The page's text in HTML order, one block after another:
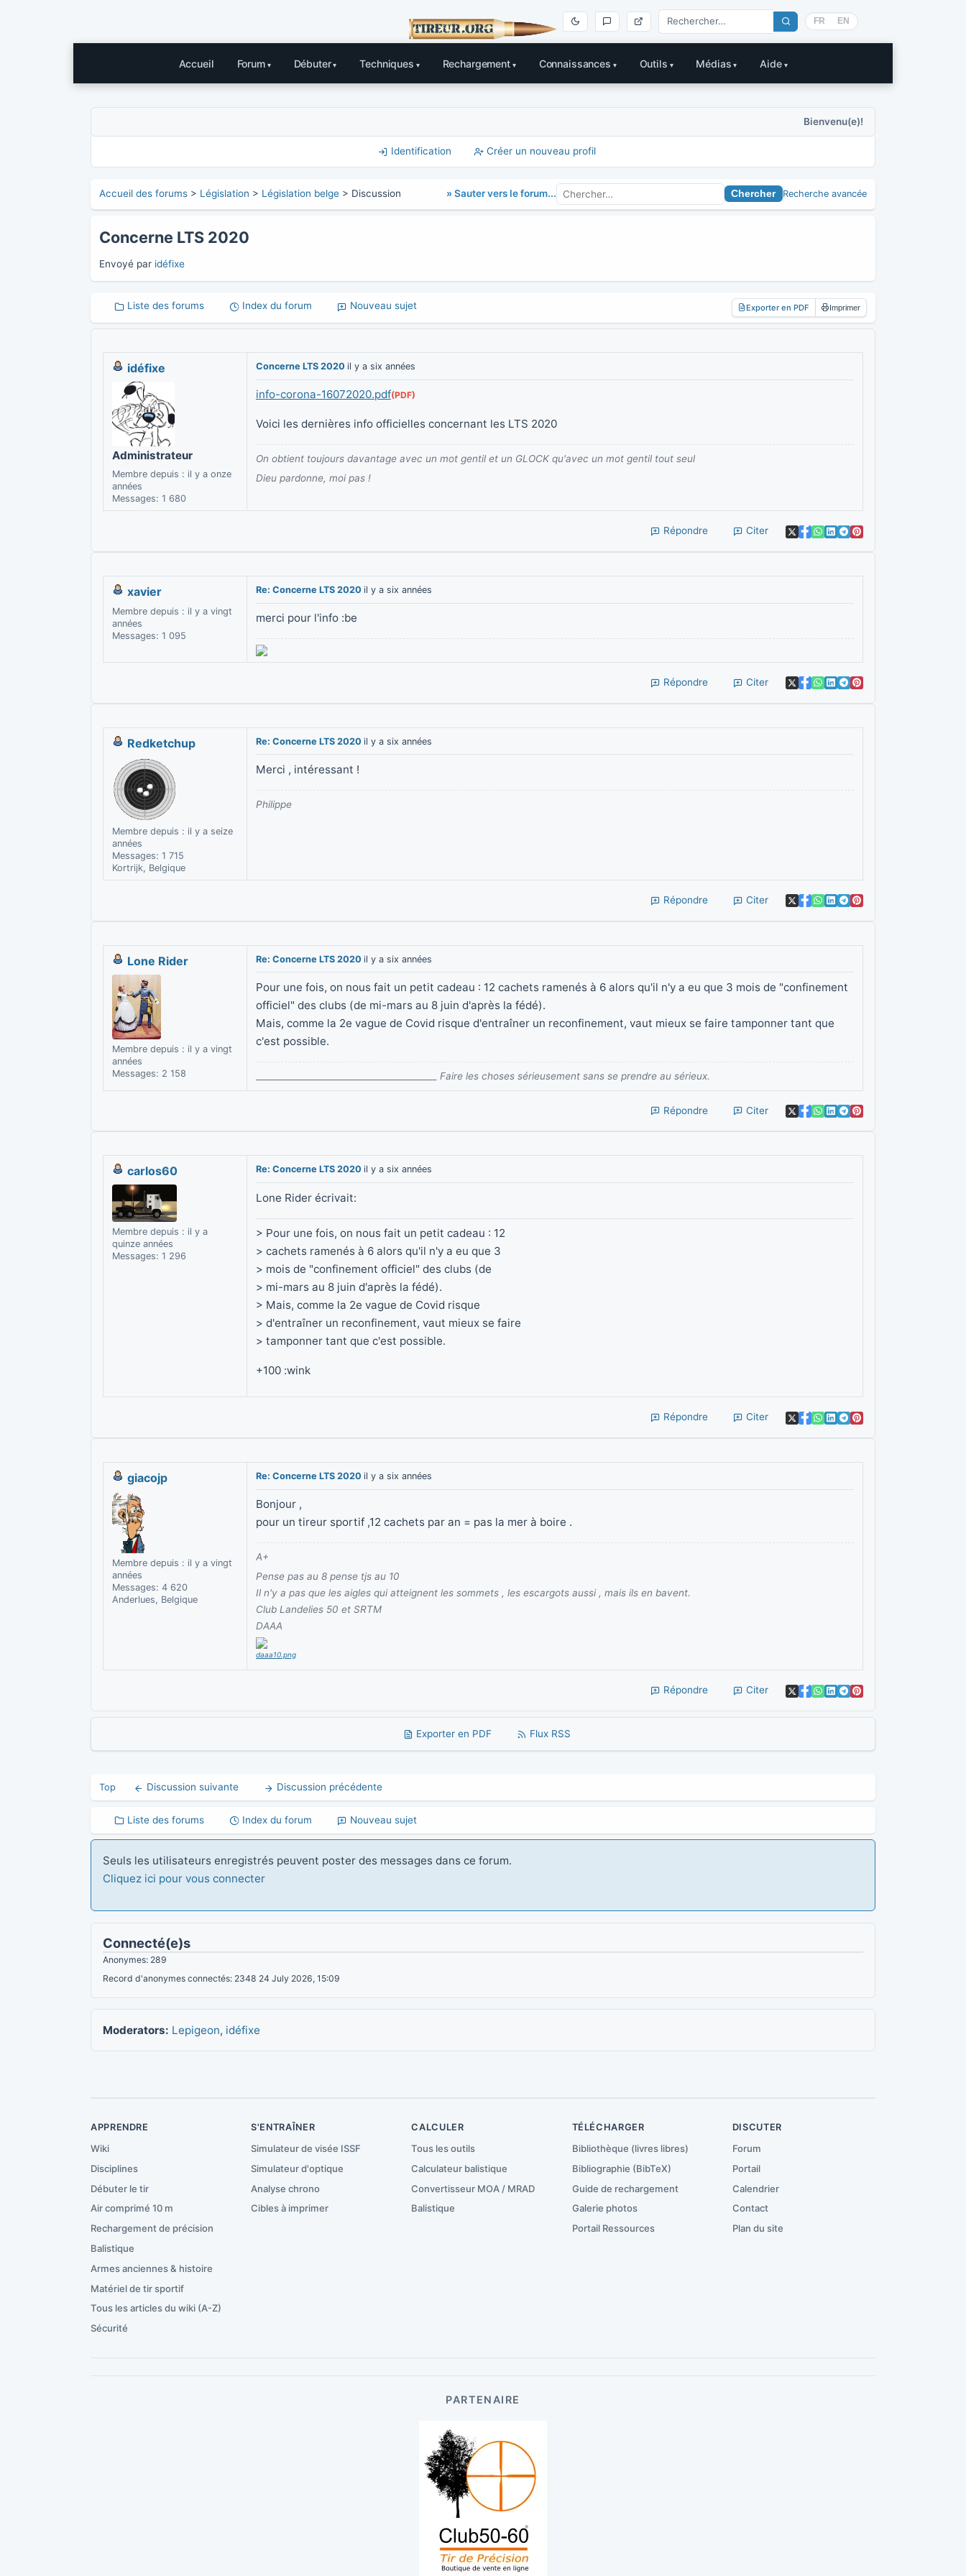
FR EN
Accueil Forum Débuter Techniques Rechargement Connaissances Outils Médias Aide
Bienvenu(e)!
Identification Créer un nouveau profil
» Sauter vers le forum...
Accueil des forums > Législation > Législation belge > Discussion Recherche avancée
Concerne LTS 2020
Envoyé par idéfixe
Liste des forums Index du forum Nouveau sujet Exporter en PDF Imprimer
idéfixe
Administrateur
Membre depuis : il y a onze
années
Messages: 1 680
Concerne LTS 2020 il y a six années
info-corona-16072020.pdf
Voici les dernières info officielles concernant les LTS 2020
On obtient toujours davantage avec un mot gentil et un GLOCK qu'avec un mot gentil tout seul
Dieu pardonne, moi pas !
Répondre Citer
xavier
Membre depuis : il y a vingt
années
Messages: 1 095
Re: Concerne LTS 2020 il y a six années
merci pour l'info :be
Répondre Citer
Redketchup
Membre depuis : il y a seize
années
Messages: 1 715
Kortrijk, Belgique
Re: Concerne LTS 2020 il y a six années
Merci , intéressant !
Philippe
Répondre Citer
Lone Rider
Membre depuis : il y a vingt
années
Messages: 2 158
Re: Concerne LTS 2020 il y a six années
Pour une fois, on nous fait un petit cadeau : 12 cachets ramenés à 6 alors qu'il n'y a eu que 3 mois de "confinement
officiel" des clubs (de mi-mars au 8 juin d'après la fédé).
Mais, comme la 2e vague de Covid risque d'entraîner un reconfinement, vaut mieux se faire tamponner tant que
c'est possible.
__________________________________________ Faire les choses sérieusement sans se prendre au sérieux.
Répondre Citer
carlos60
Membre depuis : il y a
quinze années
Messages: 1 296
Re: Concerne LTS 2020 il y a six années
Lone Rider écrivait:
> Pour une fois, on nous fait un petit cadeau : 12
> cachets ramenés à 6 alors qu'il n'y a eu que 3
> mois de "confinement officiel" des clubs (de
> mi-mars au 8 juin d'après la fédé).
> Mais, comme la 2e vague de Covid risque
> d'entraîner un reconfinement, vaut mieux se faire
> tamponner tant que c'est possible.
+100 :wink
Répondre Citer
giacojp
Membre depuis : il y a vingt
années
Messages: 4 620
Anderlues, Belgique
Re: Concerne LTS 2020 il y a six années
Bonjour ,
pour un tireur sportif ,12 cachets par an = pas la mer à boire .
A+
Pense pas au 8 pense tjs au 10
Il n'y a pas que les aigles qui atteignent les sommets , les escargots aussi , mais ils en bavent.
Club Landelies 50 et SRTM
DAAA
Répondre Citer
Exporter en PDF Flux RSS
Top Discussion suivante Discussion précédente
Liste des forums Index du forum Nouveau sujet
Seuls les utilisateurs enregistrés peuvent poster des messages dans ce forum.
Cliquez ici pour vous connecter
Connecté(e)s
Anonymes: 289
Record d'anonymes connectés: 2348 24 July 2026, 15:09
Moderators: Lepigeon, idéfixe
APPRENDRE
Wiki
Disciplines
Débuter le tir
Air comprimé 10 m
Rechargement de précision
Balistique
Armes anciennes & histoire
Matériel de tir sportif
Tous les articles du wiki (A-Z)
Sécurité
S'ENTRAÎNER
Simulateur de visée ISSF
Simulateur d'optique
Analyse chrono
Cibles à imprimer
CALCULER
Tous les outils
Calculateur balistique
Convertisseur MOA / MRAD
Balistique
TÉLÉCHARGER
Bibliothèque (livres libres)
Bibliographie (BibTeX)
Guide de rechargement
Galerie photos
Portail Ressources
DISCUTER
Forum
Portail
Calendrier
Contact
Plan du site
PARTENAIRE